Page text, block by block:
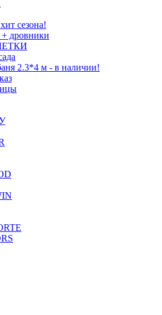
сезона!
дровники
2.3*4 м - в наличии!